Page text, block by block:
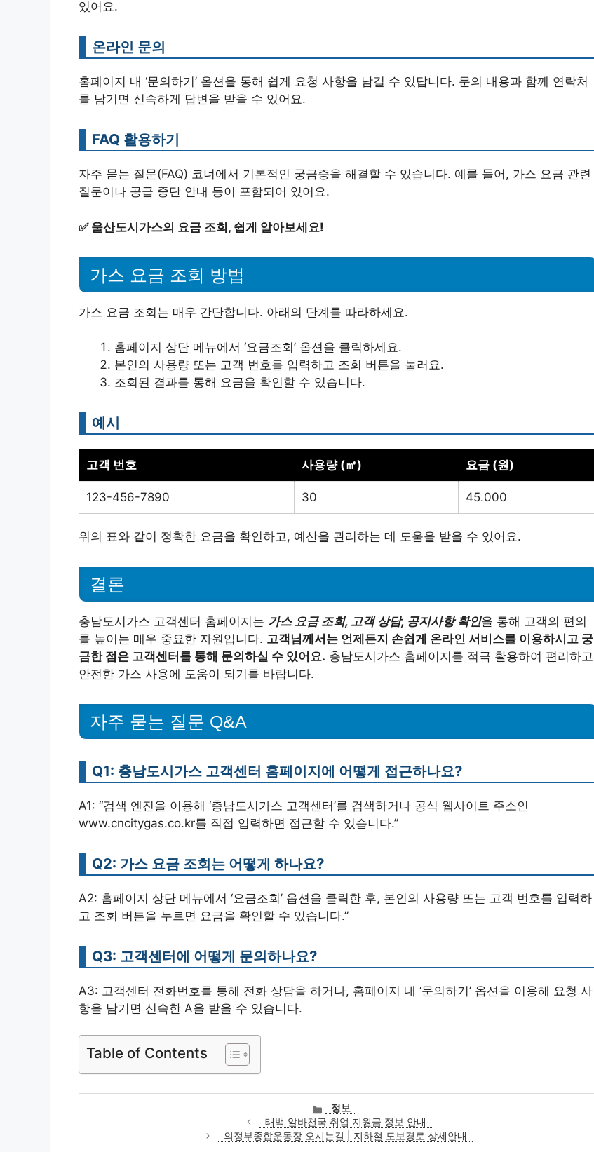
있어요.
온라인 문의
홈페이지 내 ‘문의하기’ 옵션을 통해 쉽게 요청 사항을 남길 수 있답니다. 문의 내용과 함께 연락처
를 남기면 신속하게 답변을 받을 수 있어요.
FAQ 활용하기
자주 묻는 질문(FAQ) 코너에서 기본적인 궁금증을 해결할 수 있습니다. 예를 들어, 가스 요금 관련
질문이나 공급 중단 안내 등이 포함되어 있어요.
✅ 울산도시가스의 요금 조회, 쉽게 알아보세요!
가스 요금 조회 방법
가스 요금 조회는 매우 간단합니다. 아래의 단계를 따라하세요.
홈페이지 상단 메뉴에서 ‘요금조회’ 옵션을 클릭하세요.
본인의 사용량 또는 고객 번호를 입력하고 조회 버튼을 눌러요.
조회된 결과를 통해 요금을 확인할 수 있습니다.
예시
고객 번호 사용량 (㎥) 요금 (원)
123-456-7890 30 45.000
위의 표와 같이 정확한 요금을 확인하고, 예산을 관리하는 데 도움을 받을 수 있어요.
결론
충남도시가스 고객센터 홈페이지는 가스 요금 조회, 고객 상담, 공지사항 확인을 통해 고객의 편의
를 높이는 매우 중요한 자원입니다. 고객님께서는 언제든지 손쉽게 온라인 서비스를 이용하시고 궁
금한 점은 고객센터를 통해 문의하실 수 있어요. 충남도시가스 홈페이지를 적극 활용하여 편리하고
안전한 가스 사용에 도움이 되기를 바랍니다.
자주 묻는 질문 Q&A
Q1: 충남도시가스 고객센터 홈페이지에 어떻게 접근하나요?
A1: “검색 엔진을 이용해 ‘충남도시가스 고객센터’를 검색하거나 공식 웹사이트 주소인
www.cncitygas.co.kr를 직접 입력하면 접근할 수 있습니다.”
Q2: 가스 요금 조회는 어떻게 하나요?
A2: 홈페이지 상단 메뉴에서 ‘요금조회’ 옵션을 클릭한 후, 본인의 사용량 또는 고객 번호를 입력하
고 조회 버튼을 누르면 요금을 확인할 수 있습니다.”
Q3: 고객센터에 어떻게 문의하나요?
A3: 고객센터 전화번호를 통해 전화 상담을 하거나, 홈페이지 내 ‘문의하기’ 옵션을 이용해 요청 사
항을 남기면 신속한 A을 받을 수 있습니다.
Table of Contents
카
테
고
정보
태백 알바천국 취업 지원금 정보 안내
의정부종합운동장 오시는길 | 지하철 도보경로 상세안내